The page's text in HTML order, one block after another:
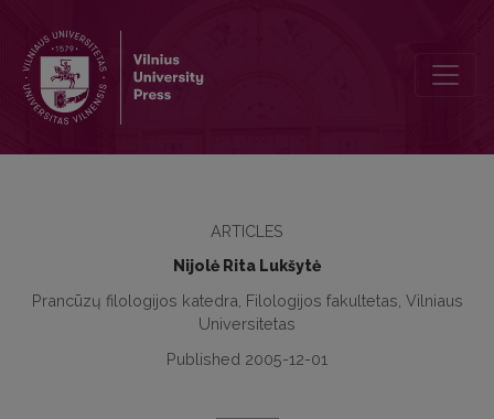
ARTICLES
Nijolė Rita Lukšytė
Prancūzų filologijos katedra, Filologijos fakultetas, Vilniaus
Universitetas
Published 2005-12-01